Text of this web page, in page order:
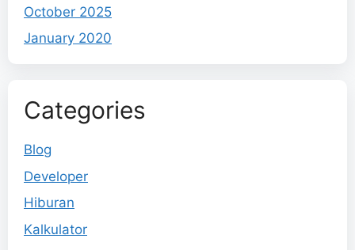
October 2025
January 2020
Categories
Blog
Developer
Hiburan
Kalkulator